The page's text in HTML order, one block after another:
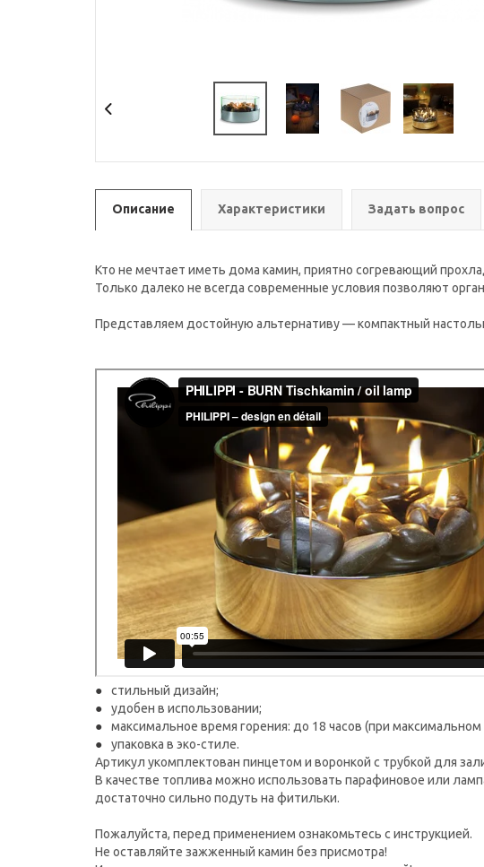
Описание Характеристики Задать вопрос
Кто не мечтает иметь дома камин, приятно согревающий
Только далеко не всегда современные условия позволяют
Представляем достойную альтернативу — компактный
стильный дизайн;
удобен в использовании;
максимальное время горения: до 18 часов (при максимальном
упаковка в эко-стиле.
Артикул укомплектован пинцетом и воронкой с трубкой для
В качестве топлива можно использовать парафиновое или
достаточно сильно подуть на фитильки.
Пожалуйста, перед применением ознакомьтесь с инструкцией.
Не оставляйте зажженный камин без присмотра!